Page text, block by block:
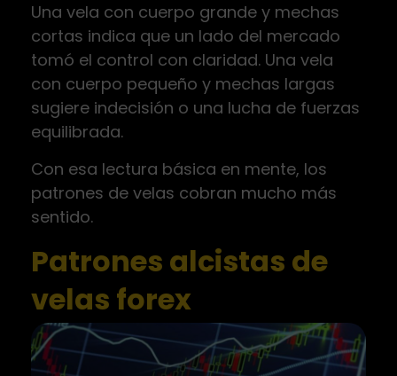
Una vela con cuerpo grande y mechas
cortas indica que un lado del mercado
tomó el control con claridad. Una vela
con cuerpo pequeño y mechas largas
sugiere indecisión o una lucha de fuerzas
equilibrada.
Con esa lectura básica en mente, los
patrones de velas cobran mucho más
sentido.
Patrones alcistas de
velas forex